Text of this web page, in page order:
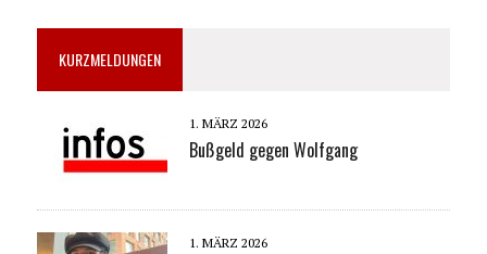
KURZMELDUNGEN
1. MÄRZ 2026
Bußgeld gegen Wolfgang
1. MÄRZ 2026